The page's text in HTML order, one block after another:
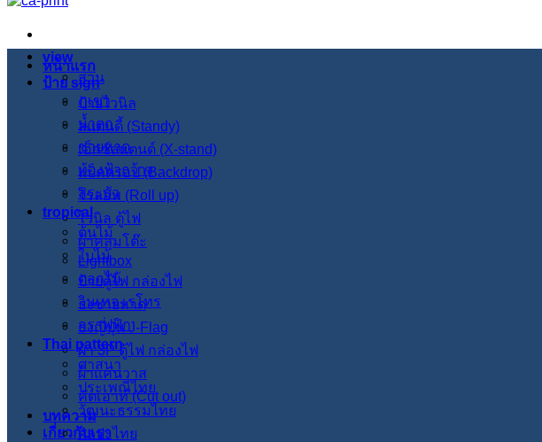
หน้าแรก
ป้าย sign
ป้ายไวนิล
สแตนดี้ (Standy)
เอ็กซ์สแตนด์ (X-stand)
แบ็คดรอป (Backdrop)
โรลอัพ (Roll up)
ไวนิล ตู้ไฟ
ผ้าคลุมโต๊ะ
Lightbox
ป้ายตู้ไฟ กล่องไฟ
ธงชายหาด
ธงญี่ปุ่น J-Flag
ผ้า 3P ตู้ไฟ กล่องไฟ
ผ้าแคนวาส
คัตเอาท์ (Cut out)
บทความ
เกี่ยวกับเรา
view
สวน
ภูเขา
น้ำตก
ชายหาด
ท้องฟ้ากว้าง
สระบัว
tropical
ต้นไม้
ใบไม้
ดอกไม้
วินเทจ เรโทร
กราฟฟิก
Thai pattern
ศาสนา
ประเพณีไทย
วัฒนะธรรมไทย
ศิลปะไทย